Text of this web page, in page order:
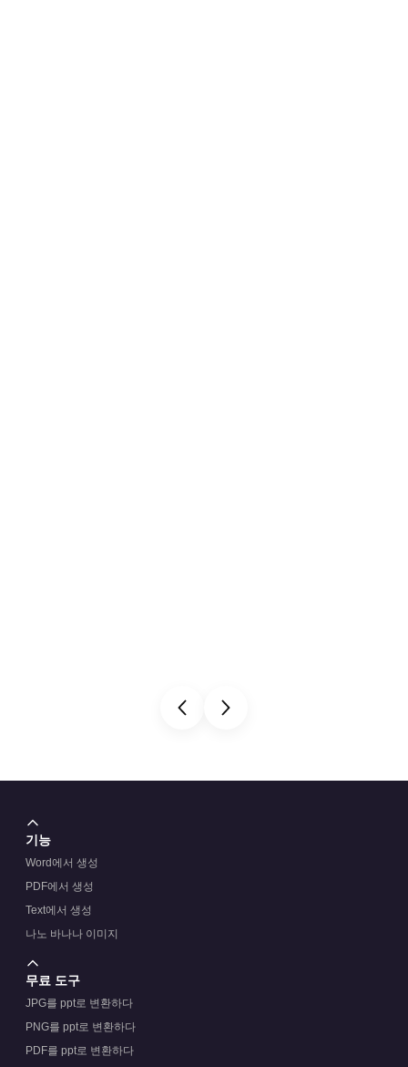
기능
Word에서 생성
PDF에서 생성
Text에서 생성
나노 바나나 이미지
무료 도구
JPG를 ppt로 변환하다
PNG를 ppt로 변환하다
PDF를 ppt로 변환하다